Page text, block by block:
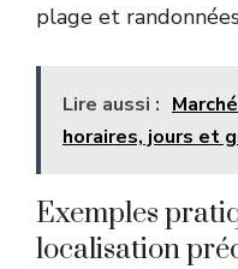
plage et
Lire aussi :
horaires, jours et
Exemples
localisation